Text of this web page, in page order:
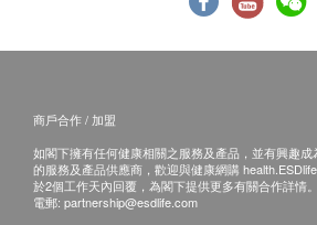
如有其他損壞或遺漏查詢，顧客
商戶合作 / 加盟
如閣下擁有任何健康相關之服務及產品，並有興趣成
的服務及產品供應商，歡迎與健康網購
於2個工作天內回覆，為閣下提供更多有關合作詳情。
電郵: partnership@esdlife.com